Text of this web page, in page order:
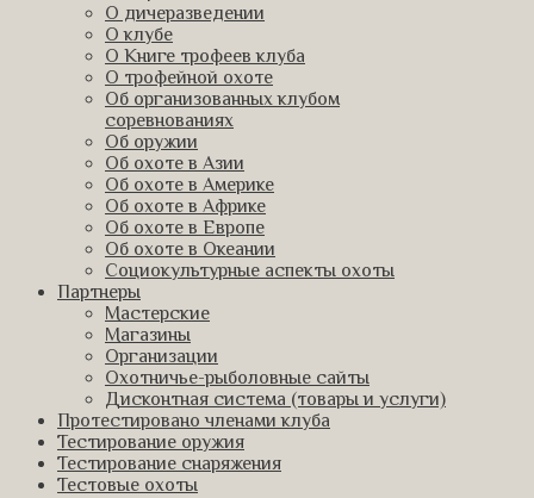
О дичеразведении
О клубе
О Книге трофеев клуба
О трофейной охоте
Об организованных клубом
соревнованиях
Об оружии
Об охоте в Азии
Об охоте в Америке
Об охоте в Африке
Об охоте в Европе
Об охоте в Океании
Социокультурные аспекты охоты
Партнеры
Мастерские
Магазины
Организации
Охотничье-рыболовные сайты
Дисконтная система (товары и услуги)
Протестировано членами клуба
Тестирование оружия
Тестирование снаряжения
Тестовые охоты